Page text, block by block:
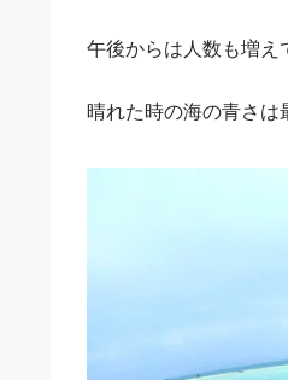
午後からは人数も増え
晴れた時の海の青さは